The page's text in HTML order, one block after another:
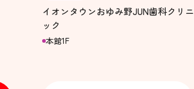
イオンタウンおゆみ野JUN歯科クリニ
ック
本館1F